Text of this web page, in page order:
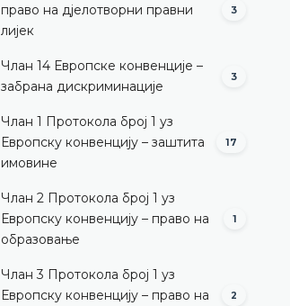
право на дјелотворни правни
лијек
3
Члан 14 Европске конвенције –
забрана дискриминације
3
Члан 1 Протокола број 1 уз
Европску конвенцију – заштита
имовине
17
Члан 2 Протокола број 1 уз
Европску конвенцију – право на
образовање
1
Члан 3 Протокола број 1 уз
Европску конвенцију – право на
2